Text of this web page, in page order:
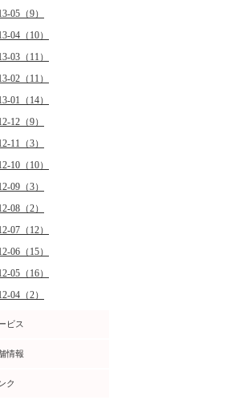
05（9）
04（10）
03（11）
02（11）
01（14）
12（9）
11（3）
10（10）
09（3）
08（2）
07（12）
06（15）
05（16）
04（2）
ビス
情報
ク